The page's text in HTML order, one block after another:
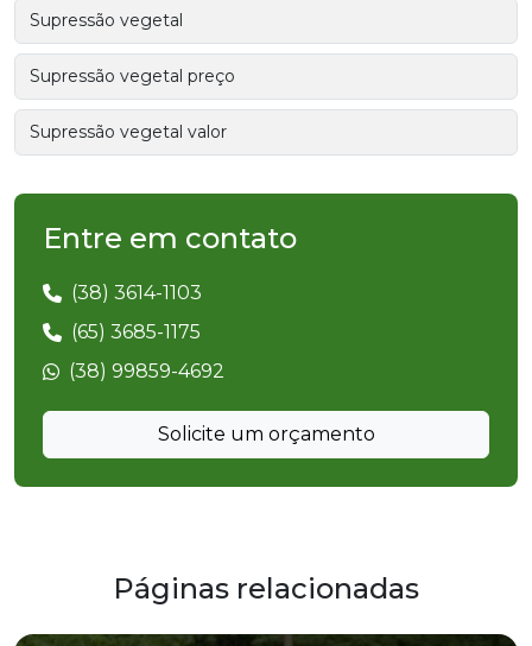
Supressão vegetal
Supressão vegetal preço
Supressão vegetal valor
Entre em contato
(38) 3614-1103
(65) 3685-1175
(38) 99859-4692
Solicite um orçamento
Páginas relacionadas